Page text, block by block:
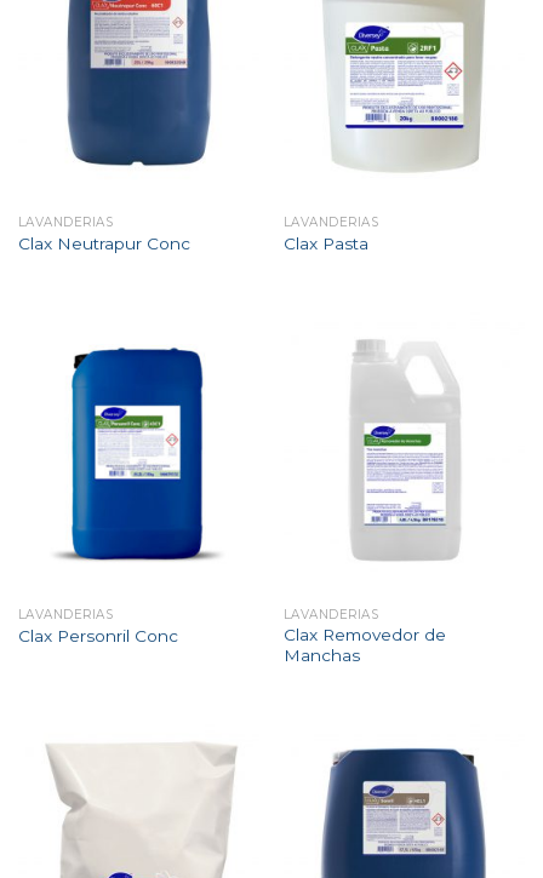
LAVANDERIAS
Clax Neutrapur Conc
LAVANDERIAS
Clax Pasta
LAVANDERIAS
Clax Personril Conc
LAVANDERIAS
Clax Removedor de
Manchas